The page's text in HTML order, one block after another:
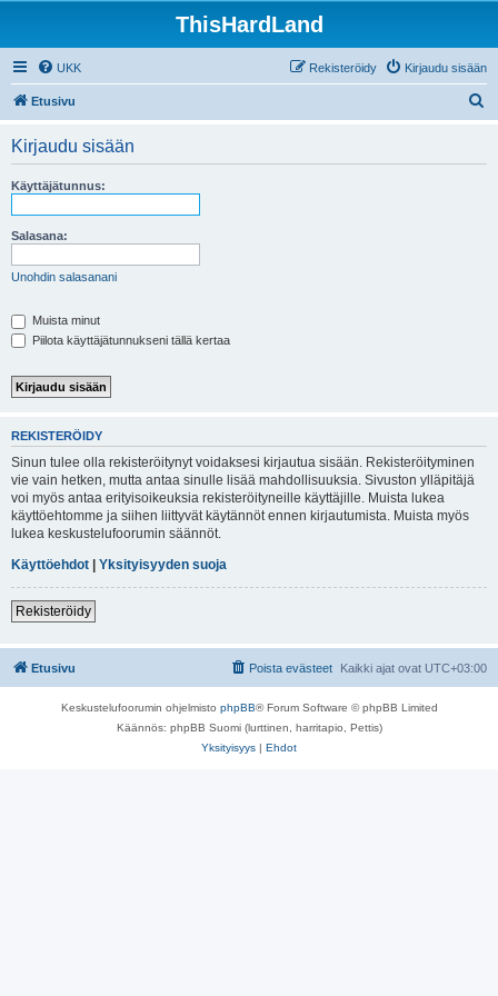
ThisHardLand
UKK Kirjaudu sisään
Rekisteröidy
Etusivu
Kirjaudu sisään
Käyttäjätunnus:
Salasana:
Unohdin salasanani
Muista minut
Piilota käyttäjätunnukseni tällä kertaa
REKISTERÖIDY
Sinun tulee olla rekisteröitynyt voidaksesi kirjautua sisään. Rekisteröityminen
vie vain hetken, mutta antaa sinulle lisää mahdollisuuksia. Sivuston ylläpitäjä
voi myös antaa erityisoikeuksia rekisteröityneille käyttäjille. Muista lukea
käyttöehtomme ja siihen liittyvät käytännöt ennen kirjautumista. Muista myös
lukea keskustelufoorumin säännöt.
Käyttöehdot | Yksityisyyden suoja
Rekisteröidy
Etusivu Kaikki ajat ovat UTC+03:00
Poista evästeet
Keskustelufoorumin ohjelmisto phpBB® Forum Software © phpBB Limited
Käännös: phpBB Suomi (lurttinen, harritapio, Pettis)
Yksityisyys | Ehdot